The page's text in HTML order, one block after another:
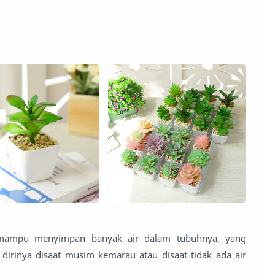
menyimpan banyak air dalam tubuhnya, yang
disaat musim kemarau atau disaat tidak ada air